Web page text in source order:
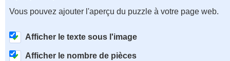
Vous pouvez ajouter l'aperçu du puzzle à votre page web.
Afficher le texte sous l'image
Afficher le nombre de pièces